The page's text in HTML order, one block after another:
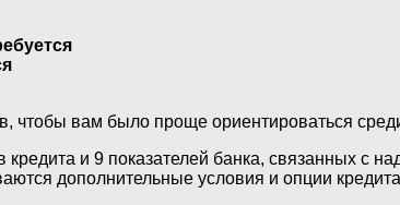
чтобы вам было проще ориентироваться
кредита и 9 показателей банка, связанных с
дополнительные условия и опции